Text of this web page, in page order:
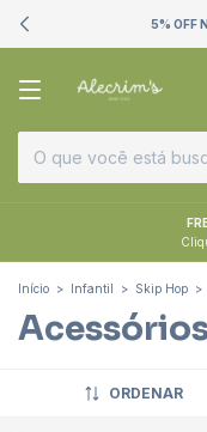
5% OFF
Início > Infantil > Skip Hop >
ORDENAR